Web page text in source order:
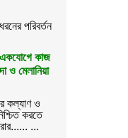
পরিবর্তন
একযোগে কাজ
ও মেলানিয়া
কল্যাণ ও
করতে
...